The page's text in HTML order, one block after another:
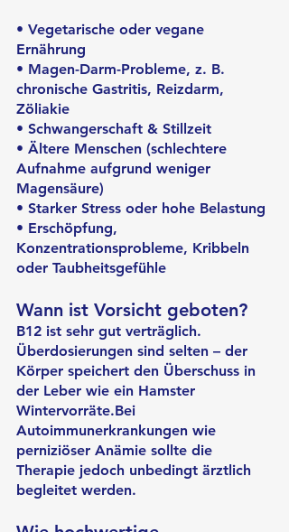
• Vegetarische oder vegane
Ernährung
• Magen-Darm-Probleme, z. B.
chronische Gastritis, Reizdarm,
Zöliakie
• Schwangerschaft & Stillzeit
• Ältere Menschen (schlechtere
Aufnahme aufgrund weniger
Magensäure)
• Starker Stress oder hohe Belastung
• Erschöpfung,
Konzentrationsprobleme, Kribbeln
oder Taubheitsgefühle
Wann ist Vorsicht geboten?
B12 ist sehr gut verträglich.
Überdosierungen sind selten – der
Körper speichert den Überschuss in
der Leber wie ein Hamster
Wintervorräte.Bei
Autoimmunerkrankungen wie
perniziöser Anämie sollte die
Therapie jedoch unbedingt ärztlich
begleitet werden.